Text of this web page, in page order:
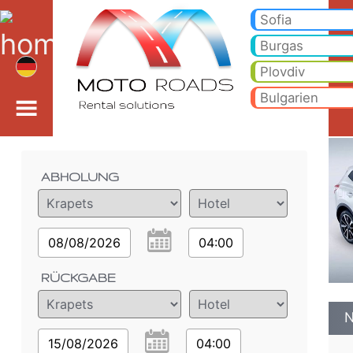
<%=car_model% -Sofia
Burgas
Plovdiv
Bulgarien
ABHOLUNG
08/08/2026 04:00
RÜCKGABE
15/08/2026 04:00